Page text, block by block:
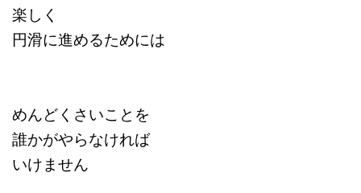
楽しく
円滑に進めるためには
めんどくさいことを
誰かがやらなければ
いけません